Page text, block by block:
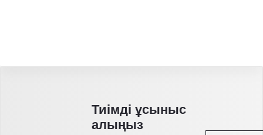
Тиімді ұсыныс
алыңыз